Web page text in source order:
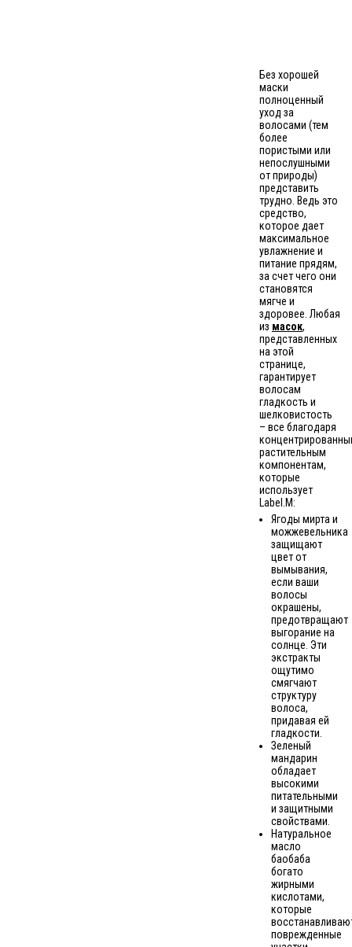
Без хорошей
маски
полноценный
уход за
волосами (тем
более
пористыми или
непослушными
от природы)
представить
трудно. Ведь это
средство,
которое дает
максимальное
увлажнение и
питание прядям,
за счет чего они
становятся
мягче и
здоровее. Любая
из масок,
представленных
на этой
странице,
гарантирует
волосам
гладкость и
шелковистость
– все благодаря
растительным
компонентам,
которые
использует
Label.M:
Ягоды мирта и
можжевельника
защищают
цвет от
вымывания,
если ваши
волосы
окрашены,
предотвращают
выгорание на
солнце. Эти
экстракты
ощутимо
смягчают
структуру
волоса,
придавая ей
гладкости.
Зеленый
мандарин
обладает
высокими
питательными
и защитными
свойствами.
Натуральное
масло
баобаба
богато
жирными
кислотами,
которые
поврежденные